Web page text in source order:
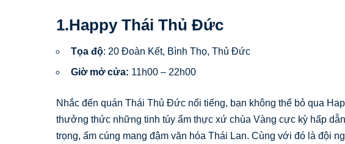
1.Happy Thái Thủ Đức
Tọa độ: 20 Đoàn Kết, Bình Thọ, Thủ Đức
Giờ mở cửa: 11h00 – 22h00
Nhắc đến quán Thái Thủ Đức nổi tiếng, bạn không thể bỏ qua
thưởng thức những tinh túy ẩm thực xứ chùa Vàng cực kỳ hấp
trọng, ấm cúng mang đậm văn hóa Thái Lan. Cùng với đó là đội